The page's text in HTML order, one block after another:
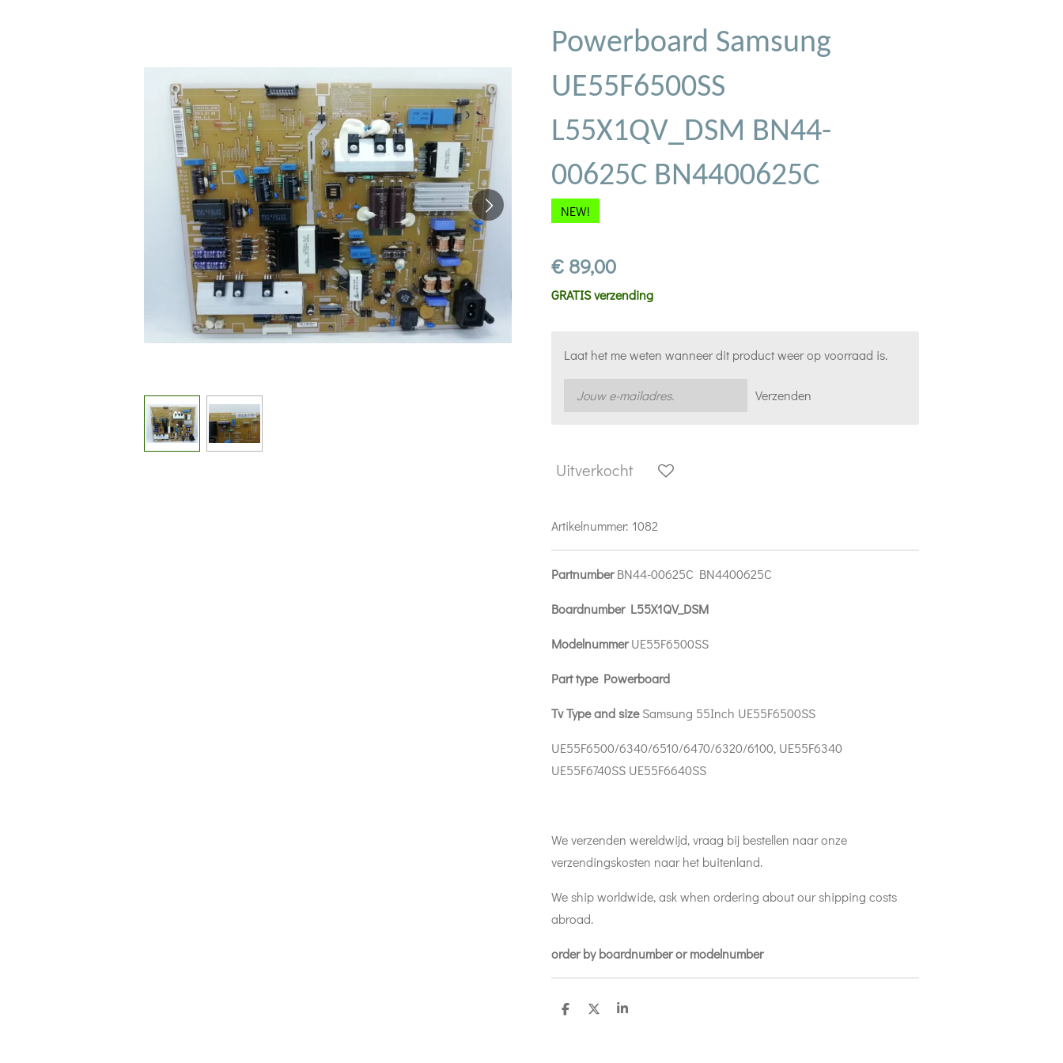
Powerboard Samsung
UE55F6500SS
L55X1QV_DSM BN44-
00625C BN4400625C
NEW!
€ 89,00
GRATIS verzending
Laat het me weten wanneer dit product weer op voorraad is.
Verzenden
Uitverkocht
Artikelnummer: 1082
PartnumberBN44-00625C BN4400625C
Boardnumber L55X1QV_DSM
ModelnummerUE55F6500SS
Part type Powerboard
Tv Type and sizeSamsung 55Inch UE55F6500SS
UE55F6500/6340/6510/6470/6320/6100, UE55F6340
UE55F6740SS UE55F6640SS
We verzenden wereldwijd, vraag bij bestellen naar onze
verzendingskosten naar het buitenland.
We ship worldwide, ask when ordering about our shipping costs
abroad.
order by boardnumber or modelnumber
D
D
S